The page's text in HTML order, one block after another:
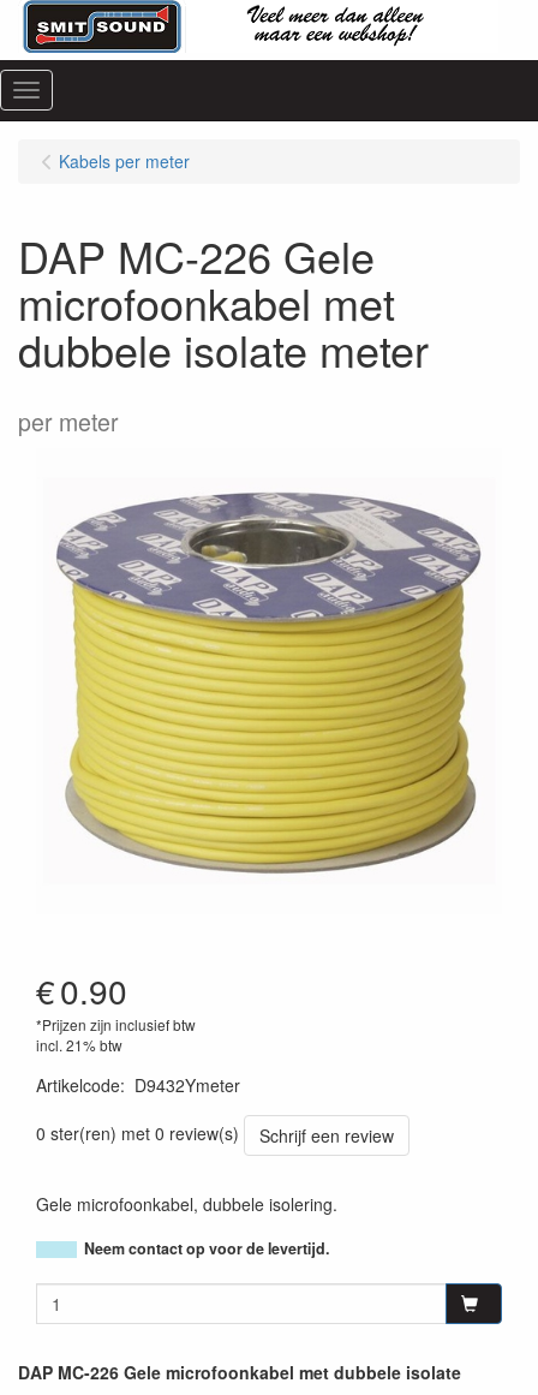
Menu
Kabels per meter
DAP MC-226 Gele
microfoonkabel met
dubbele isolate meter
per meter
€0.90
*Prijzen zijn inclusief btw
incl. 21% btw
Artikelcode: D9432Ymeter
0 ster(ren) met 0 review(s)
Schrijf een review
Gele microfoonkabel, dubbele isolering.
Neem contact op voor de levertijd.
DAP MC-226 Gele microfoonkabel met dubbele isolate